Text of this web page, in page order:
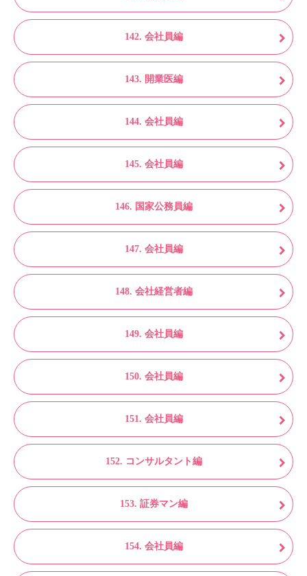
142. 会社員編
143. 開業医編
144. 会社員編
145. 会社員編
146. 国家公務員編
147. 会社員編
148. 会社経営者編
149. 会社員編
150. 会社員編
151. 会社員編
152. コンサルタント編
153. 証券マン編
154. 会社員編